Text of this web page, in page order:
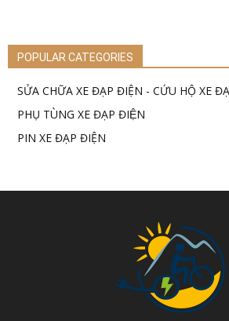
POPULAR CATEGORIES
SỬA CHỮA XE ĐẠP ĐIỆN - CỨU HỘ XE
PHỤ TÙNG XE ĐẠP ĐIỆN
PIN XE ĐẠP ĐIỆN